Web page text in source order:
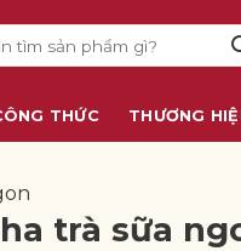
THỨC THƯƠNG
trà sữa